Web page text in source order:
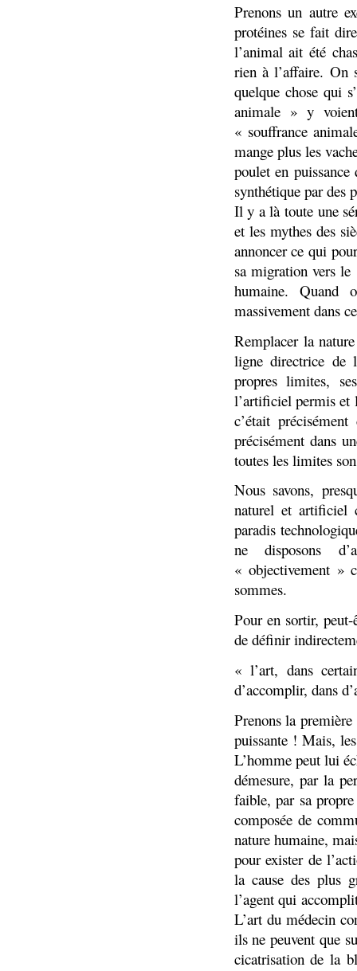
Prenons un autre
protéines se fait
l’animal ait été
rien à l’affaire. On
quelque chose qui
animale » y
« souffrance
mange plus les
poulet en
synthétique par des
Il y a là toute une
et les mythes des
annoncer ce qui
sa migration vers
humaine. Quand
massivement dans
Remplacer la
ligne directrice de
propres limites,
l’artificiel permis et
c’était
précisément dans
toutes les limites
Nous savons,
naturel et artificiel
paradis
ne disposons
« objectivement »
sommes.
Pour en sortir,
de définir
« l’art, dans
d’accomplir, dans
Prenons la
puissante ! Mais,
L’homme peut lui
démesure, par la
faible, par sa
composée de
nature humaine,
pour exister de
la cause des plus
l’agent qui
L’art du médecin
ils ne peuvent que
cicatrisation de la